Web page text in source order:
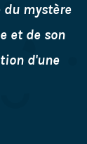
mystère
et de son
d'une